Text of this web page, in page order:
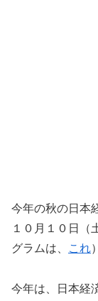
今年の秋の日本
１０月１０日（
グラムは、
これ
今年は、日本経